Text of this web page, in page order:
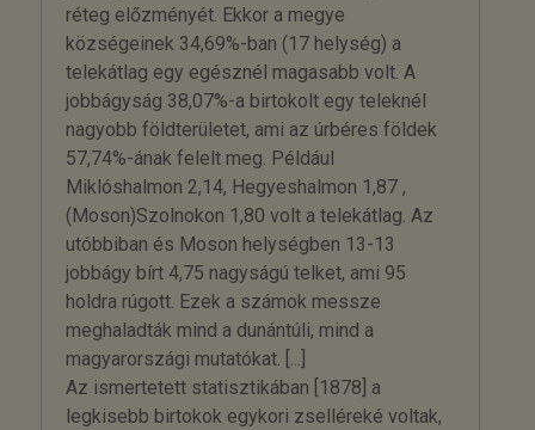
réteg előzményét. Ekkor a megye
községeinek 34,69%-ban (17 helység) a
telekátlag egy egésznél magasabb volt. A
jobbágyság 38,07%-a birtokolt egy teleknél
nagyobb földterületet, ami az úrbéres földek
57,74%-ának felelt meg. Például
Miklóshalmon 2,14, Hegyeshalmon 1,87 ,
(Moson)Szolnokon 1,80 volt a telekátlag. Az
utóbbiban és Moson helységben 13-13
jobbágy bírt 4,75 nagyságú telket, ami 95
holdra rúgott. Ezek a számok messze
meghaladták mind a dunántúli, mind a
magyarországi mutatókat. [...]
Az ismertetett statisztikában [1878] a
legkisebb birtokok egykori zselléreké voltak,